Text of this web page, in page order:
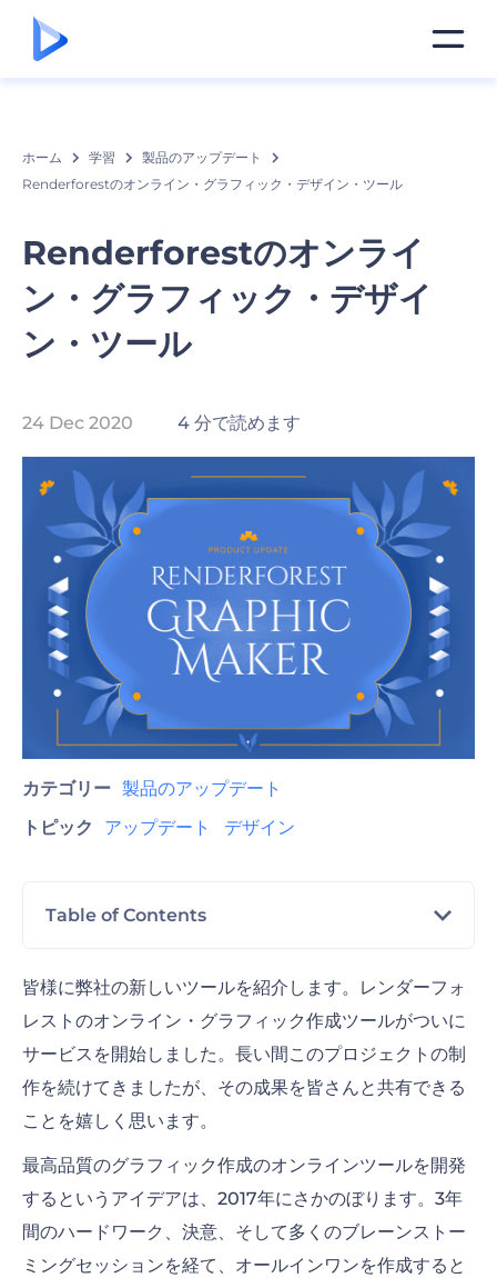
ホーム 学習
製品のアップデート
Renderforestのオンライン・グラフィック・デザイン・ツール
Renderforestのオンライ
ン・グラフィック・デザイ
ン・ツール
24 Dec 2020 4 分で読めます
カテゴリー 製品のアップデート
トピック
アップデート デザイン
Table of Contents
印刷物
プレゼンテーション
皆様に弊社の新しいツールを紹介します。レンダーフォ
レストのオンライン・グラフィック作成ツールがついに
サービスを開始しました。長い間このプロジェクトの制
作を続けてきましたが、その成果を皆さんと共有できる
ことを嬉しく思います。
最高品質のグラフィック作成のオンラインツールを開発
するというアイデアは、2017年にさかのぼります。3年
間のハードワーク、決意、そして多くのブレーンストー
ミングセッションを経て、オールインワンを作成すると